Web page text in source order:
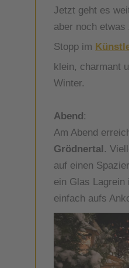
Jetzt geht es
aber noch
Stopp im
klein, charmant
Winter.
Abend:
Am Abend
Grödnertal.
auf einen
ein Glas Lagrein
einfach aufs